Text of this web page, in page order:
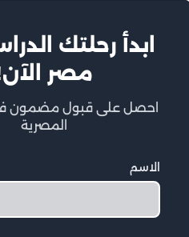
ابدأ رحلتك
مصر
احصل على قبول مضمون
المصرية
الاسم